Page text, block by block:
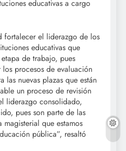
educativas a cargo
fortalecer el liderazgo de los
educativas que
de trabajo, pues
procesos de evaluación
las nuevas plazas que están
un proceso de revisión
liderazgo consolidado,
pues son parte de las
que estamos
pública”, resaltó